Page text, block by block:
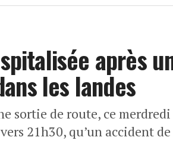
après
les landes
sortie de route, ce merdredi
21h30, qu’un accident